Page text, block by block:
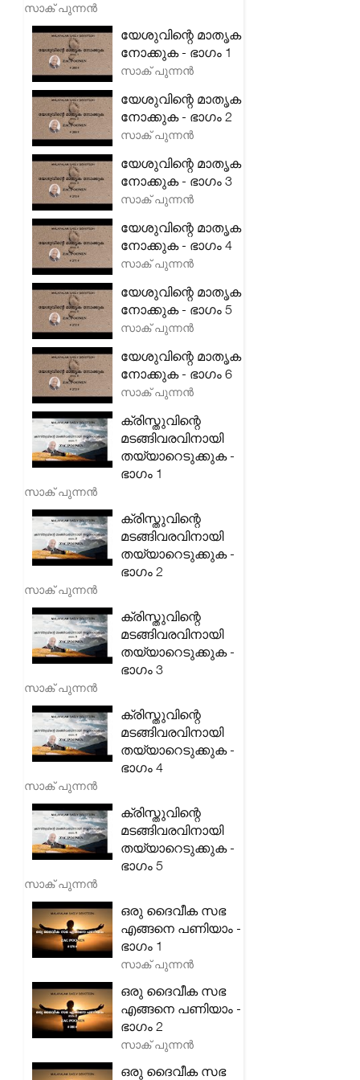
സാക് പുന്നൻ
യേശുവിന്റെ മാതൃക
നോക്കുക - ഭാഗം 1
സാക് പുന്നൻ
യേശുവിന്റെ മാതൃക
നോക്കുക - ഭാഗം 2
സാക് പുന്നൻ
യേശുവിന്റെ മാതൃക
നോക്കുക - ഭാഗം 3
സാക് പുന്നൻ
യേശുവിന്റെ മാതൃക
നോക്കുക - ഭാഗം 4
സാക് പുന്നൻ
യേശുവിന്റെ മാതൃക
നോക്കുക - ഭാഗം 5
സാക് പുന്നൻ
യേശുവിന്റെ മാതൃക
നോക്കുക - ഭാഗം 6
സാക് പുന്നൻ
ക്രിസ്തുവിന്റെ
മടങ്ങിവരവിനായി
തയ്യാറെടുക്കുക -
ഭാഗം 1
സാക് പുന്നൻ
ക്രിസ്തുവിന്റെ
മടങ്ങിവരവിനായി
തയ്യാറെടുക്കുക -
ഭാഗം 2
സാക് പുന്നൻ
ക്രിസ്തുവിന്റെ
മടങ്ങിവരവിനായി
തയ്യാറെടുക്കുക -
ഭാഗം 3
സാക് പുന്നൻ
ക്രിസ്തുവിന്റെ
മടങ്ങിവരവിനായി
തയ്യാറെടുക്കുക -
ഭാഗം 4
സാക് പുന്നൻ
ക്രിസ്തുവിന്റെ
മടങ്ങിവരവിനായി
തയ്യാറെടുക്കുക -
ഭാഗം 5
സാക് പുന്നൻ
ഒരു ദൈവീക സഭ
എങ്ങനെ പണിയാം -
ഭാഗം 1
സാക് പുന്നൻ
ഒരു ദൈവീക സഭ
എങ്ങനെ പണിയാം -
ഭാഗം 2
സാക് പുന്നൻ
ഒരു ദൈവീക സഭ